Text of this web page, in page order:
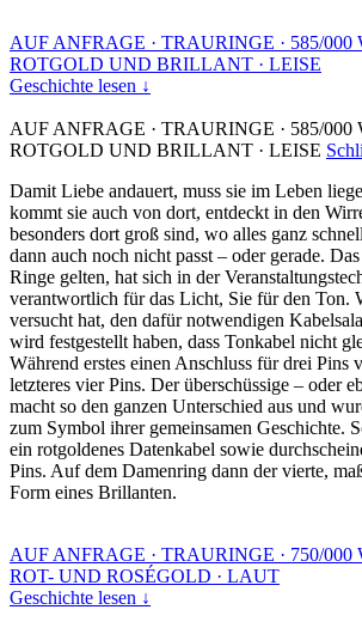
AUF ANFRAGE · TRAURINGE · 585/000
ROTGOLD UND BRILLANT · LEISE
Geschichte lesen ↓
AUF ANFRAGE · TRAURINGE · 585/000
ROTGOLD UND BRILLANT · LEISE
Damit Liebe andauert, muss sie im Leben
kommt sie auch von dort, entdeckt in den
besonders dort groß sind, wo alles ganz
dann auch noch nicht passt – oder gerade.
Ringe gelten, hat sich in der
verantwortlich für das Licht, Sie für den Ton.
versucht hat, den dafür notwendigen
wird festgestellt haben, dass Tonkabel nicht
Während erstes einen Anschluss für drei Pins
letzteres vier Pins. Der überschüssige – oder
macht so den ganzen Unterschied aus und
zum Symbol ihrer gemeinsamen Geschichte.
ein rotgoldenes Datenkabel sowie
Pins. Auf dem Damenring dann der vierte,
Form eines Brillanten.
AUF ANFRAGE · TRAURINGE · 750/000
ROT- UND ROSÉGOLD · LAUT
Geschichte lesen ↓